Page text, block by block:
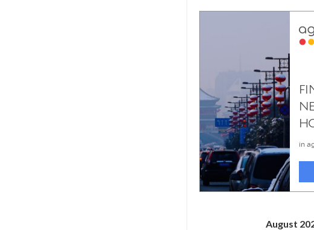
August